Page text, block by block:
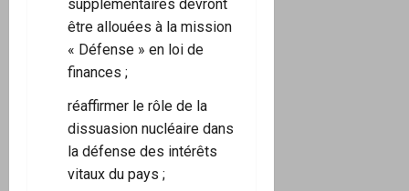
supplémentaires devront
être allouées à la mission
« Défense » en loi de
finances ;
réaffirmer le rôle de la
dissuasion nucléaire dans
la défense des intérêts
vitaux du pays ;